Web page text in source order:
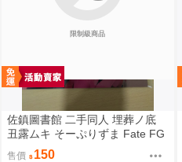
限制級商品
佐鎮圖書館 二手同人 埋葬ノ底
丑露ムキ そーぷりずま Fate FG
售價 150